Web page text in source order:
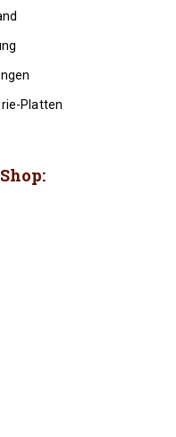
Platten